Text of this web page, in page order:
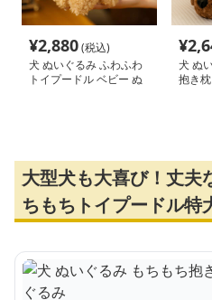
¥2,880(税込)
犬 ぬいぐるみ ふわふわ
トイプードル ベビー ぬ
¥
犬 ぬ
抱き
大型犬も大喜び！丈夫
ちもちトイプードル特